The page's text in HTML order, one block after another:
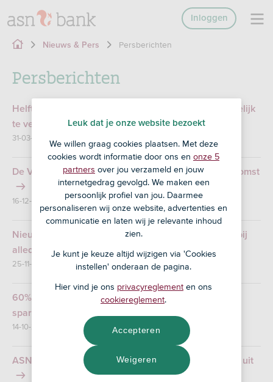
Inloggen
Nieuws & Pers Persberichten
Persberichten
Helft van de woningzoekenden is bereid koophuis gelijk
te verduurzamen
31-03-2025
De Volksbank kiest ASN Bank als merk voor de toekomst
16-12-2024
Nieuwe podcastserie "Het Groene Antwoord" helpt bij
alledaagse duurzame dilemma’s
25-11-2024
60% Nederlanders onderschat het effect van tijd bij
sparen en beleggen
14-10-2024
ASN Bank breidt leningsdeel ASN Duurzaam Wonen uit
Leuk dat je onze website bezoekt
We willen graag cookies plaatsen. Met deze
cookies wordt informatie door ons en onze 5
partners over jou verzameld en jouw
internetgedrag gevolgd. We maken een
persoonlijk profiel van jou. Daarmee
personaliseren wij onze website, advertenties en
communicatie en laten wij je relevante inhoud
zien.
Je kunt je keuze altijd wijzigen via 'Cookies
instellen' onderaan de pagina.
Hier vind je ons privacyreglement en ons
cookiereglement.
Weigeren
Accepteren